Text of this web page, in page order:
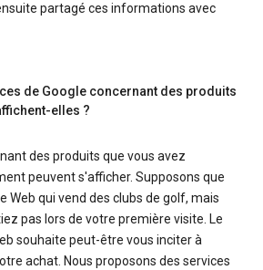
partagé ces informations avec
de Google concernant des produits
elles ?
des produits que vous avez
peuvent s'afficher. Supposons que
Web qui vend des clubs de golf, mais
pas lors de votre première visite. Le
souhaite peut-être vous inciter à
achat. Nous proposons des services